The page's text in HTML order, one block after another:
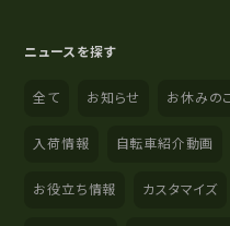
ニュースを探す
全て お知らせ お休みの
入荷情報 自転車紹介動画
お役立ち情報 カスタマイズ